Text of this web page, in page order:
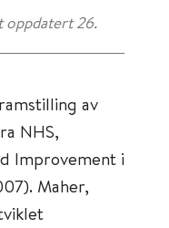
oppdatert 26.
av
NHS,
Improvement i
Maher,